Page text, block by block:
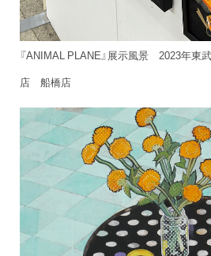
『ANIMAL PLANE』展示風景 2023年東
店 船橋店